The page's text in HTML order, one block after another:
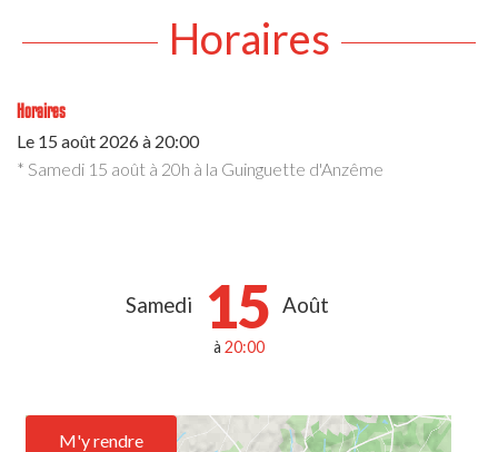
Horaires
Horaires
Le 15 août 2026à 20:00
* Samedi 15 août à 20h à la Guinguette d'Anzême
Samedi 15 Août
à 20:00
M'y rendre